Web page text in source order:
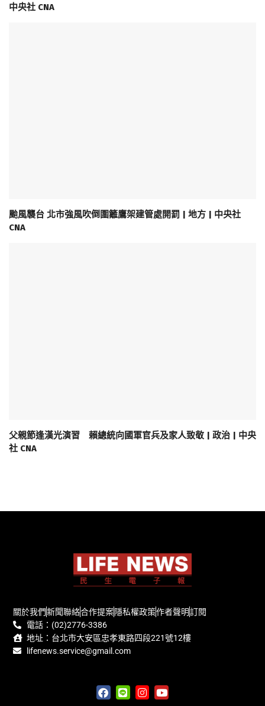
中央社 CNA
颱風襲台 北市強風吹倒圍籬鷹架建管處開罰 | 地方 | 中央社
CNA
父親節逢漢光演習 賴總統向國軍官兵及家人致敬 | 政治 | 中央
社 CNA
關於我們新聞聯絡合作提案隱私權政策作者聲明訂閱
電話：(02)2776-3386
地址：台北市大安區忠孝東路四段221號12樓
lifenews.service@gmail.com